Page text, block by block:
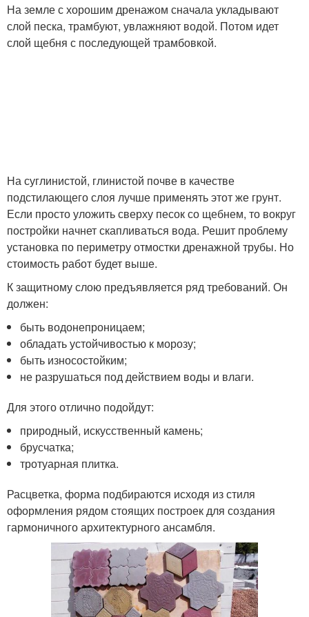
На земле с хорошим дренажом сначала укладывают
слой песка, трамбуют, увлажняют водой. Потом идет
слой щебня с последующей трамбовкой.
На суглинистой, глинистой почве в качестве
подстилающего слоя лучше применять этот же грунт.
Если просто уложить сверху песок со щебнем, то вокруг
постройки начнет скапливаться вода. Решит проблему
установка по периметру отмостки дренажной трубы. Но
стоимость работ будет выше.
К защитному слою предъявляется ряд требований. Он
должен:
быть водонепроницаем;
обладать устойчивостью к морозу;
быть износостойким;
не разрушаться под действием воды и влаги.
Для этого отлично подойдут:
природный, искусственный камень;
брусчатка;
тротуарная плитка.
Расцветка, форма подбираются исходя из стиля
оформления рядом стоящих построек для создания
гармоничного архитектурного ансамбля.